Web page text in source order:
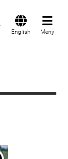
English Meny